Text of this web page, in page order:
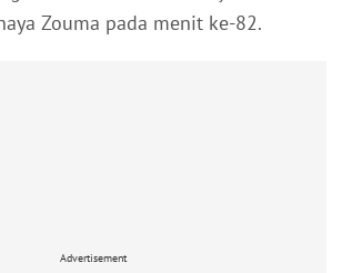
Zouma pada menit ke-82.
Advertisement